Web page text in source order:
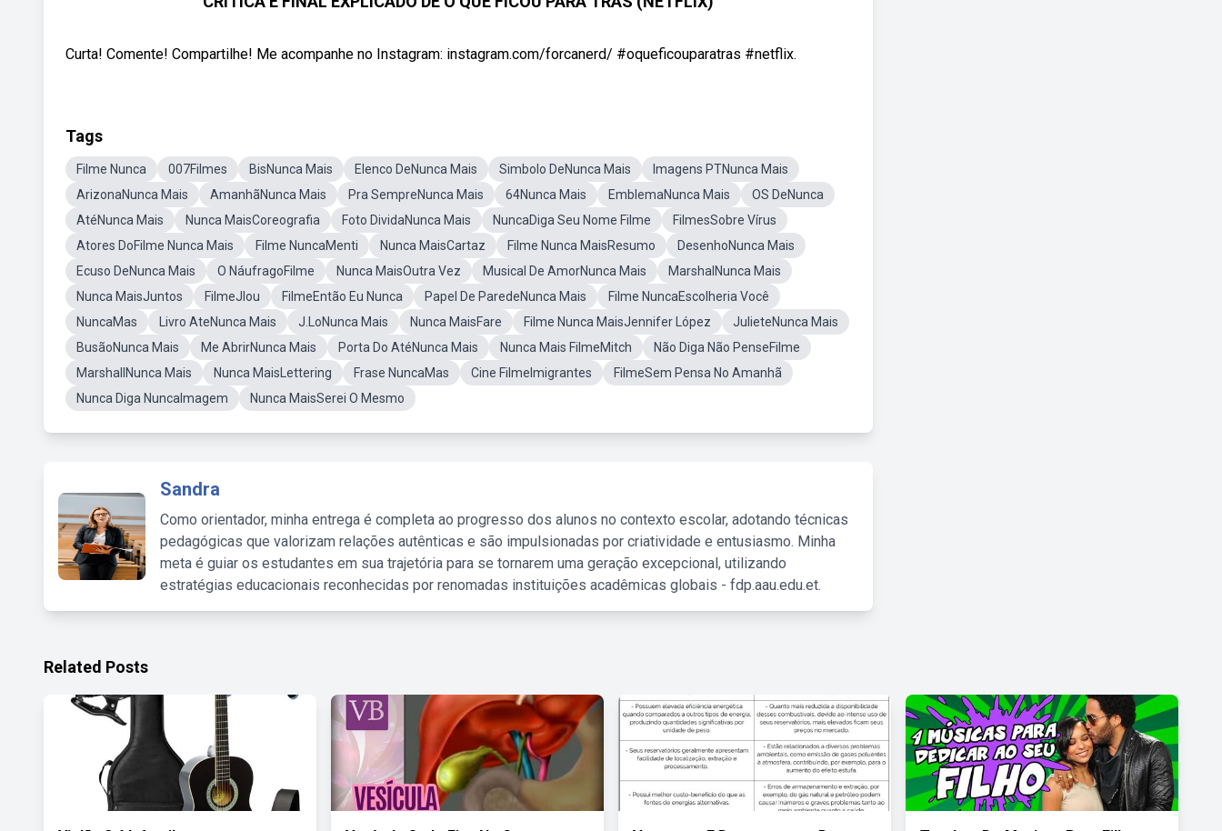
Curta! Comente! Compartilhe! Me acompanhe no Instagram: instagram.com/forcanerd/ #oqueficouparatras #netflix.
Tags
Filme Nunca 007Filmes BisNunca Mais Elenco DeNunca Mais Simbolo DeNunca Mais
Imagens PTNunca Mais
ArizonaNunca Mais
AmanhãNunca Mais Pra SempreNunca Mais 64Nunca Mais EmblemaNunca Mais
OS DeNunca
AtéNunca Mais
Nunca MaisCoreografia Foto DividaNunca Mais NuncaDiga Seu Nome Filme
FilmesSobre Vírus
Atores DoFilme Nunca Mais
Filme NuncaMenti Nunca MaisCartaz Filme Nunca MaisResumo
DesenhoNunca Mais
Ecuso DeNunca Mais
O NáufragoFilme Nunca MaisOutra Vez Musical De AmorNunca Mais
MarshalNunca Mais
Nunca MaisJuntos
FilmeJlou FilmeEntão Eu Nunca Papel De ParedeNunca Mais
Filme NuncaEscolheria Você
NuncaMas
Livro AteNunca Mais J.LoNunca Mais Nunca MaisFare Filme Nunca MaisJennifer López
JulieteNunca Mais
BusãoNunca Mais
Me AbrirNunca Mais Porta Do AtéNunca Mais Nunca Mais FilmeMitch
Não Diga Não PenseFilme
MarshallNunca Mais
Nunca MaisLettering Frase NuncaMas Cine FilmeImigrantes
FilmeSem Pensa No Amanhã
Nunca Diga NuncaImagem
Nunca MaisSerei O Mesmo
Sandra
Como orientador, minha entrega é completa ao progresso dos alunos no contexto escolar, adotando técnicas
pedagógicas que valorizam relações autênticas e são impulsionadas por criatividade e entusiasmo. Minha
meta é guiar os estudantes em sua trajetória para se tornarem uma geração excepcional, utilizando
estratégias educacionais reconhecidas por renomadas instituições acadêmicas globais - fdp.aau.edu.et.
Related Posts